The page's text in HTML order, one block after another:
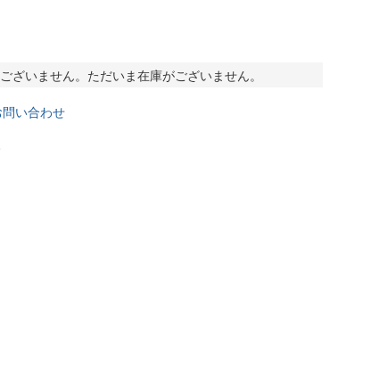
ざいません。ただいま在庫がございません。
い合わせ